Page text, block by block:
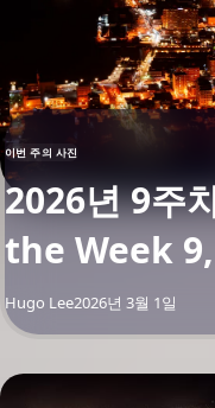
이번 주의 사진
2026년 9주
the Week
By
Hugo Lee2026년 3월 1일